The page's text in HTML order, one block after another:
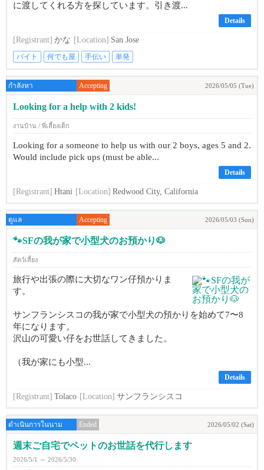
に渡してくれる方を探しています。引き渡...
Details
[Registrant] かな [Location] San Jose
バイト 何でも屋 手伝い 単発
กำลังหา Accepting 2026/05/05 (Tue)
Looking for a help with 2 kids!
งานบ้าน / พี่เลี้ยงเด็ก
Looking for a someone to help us with our 2 boys, ages 5 and 2.
Would include pick ups (must be able...
Details
[Registrant] Htani [Location] Redwood City, California
ดูแล Accepting 2026/05/03 (Sun)
🐾SFの我が家で小型犬のお預かり🐶
สัตว์เลี้ยง
旅行や出張の際に大切なワン仔預かりま
す。
サンフランシスコの我が家で小型犬の預かりを始めて7〜8
年になります。
沢山の可愛い仔をお世話してきました。
（我が家にも小型...
Details
[Registrant] Tolaco [Location] サンフランシスコ
ดำเนินการในนาม Ended 2026/05/02 (Sat)
週末ご自宅でペットのお世話を代行します
2026/5/1 ～ 2026/5/30